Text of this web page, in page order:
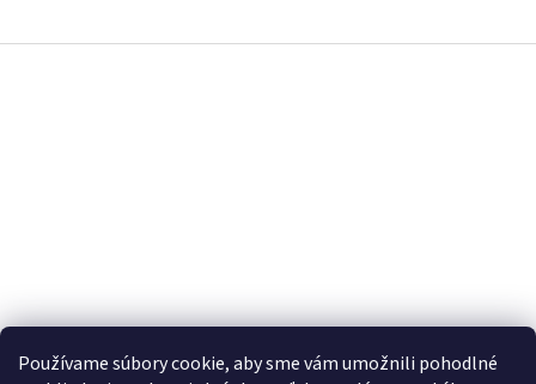
Používame súbory cookie, aby sme vám umožnili pohodlné